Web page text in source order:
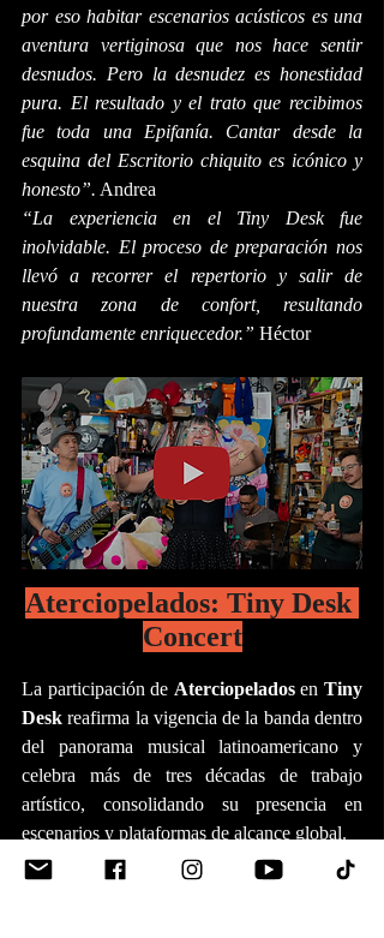
por eso habitar escenarios acústicos es una
aventura vertiginosa que nos hace sentir
desnudos. Pero la desnudez es honestidad
pura. El resultado y el trato que recibimos
fue toda una Epifanía. Cantar desde la
esquina del Escritorio chiquito es icónico y
honesto”. Andrea
“La experiencia en el Tiny Desk fue
inolvidable. El proceso de preparación nos
llevó a recorrer el repertorio y salir de
nuestra zona de confort, resultando
profundamente enriquecedor.” Héctor
Aterciopelados: Tiny Desk
Concert
La participación de Aterciopelados en Tiny
Desk reafirma la vigencia de la banda dentro
del panorama musical latinoamericano y
celebra más de tres décadas de trabajo
artístico, consolidando su presencia en
escenarios y plataformas de alcance global.